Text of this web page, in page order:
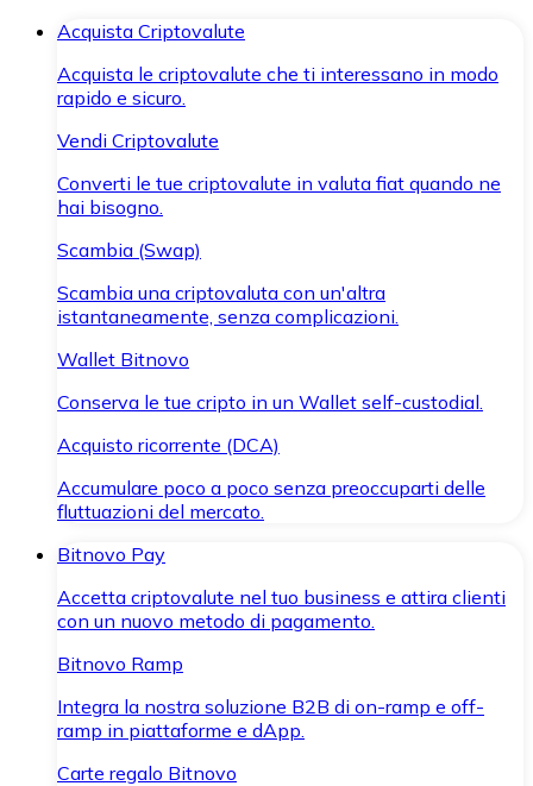
Acquista Criptovalute
Acquista le criptovalute che ti interessano in modo
rapido e sicuro.
Vendi Criptovalute
Converti le tue criptovalute in valuta fiat quando ne
hai bisogno.
Scambia (Swap)
Scambia una criptovaluta con un'altra
istantaneamente, senza complicazioni.
Wallet Bitnovo
Conserva le tue cripto in un Wallet self-custodial.
Acquisto ricorrente (DCA)
Accumulare poco a poco senza preoccuparti delle
fluttuazioni del mercato.
Bitnovo Pay
Accetta criptovalute nel tuo business e attira clienti
con un nuovo metodo di pagamento.
Bitnovo Ramp
Integra la nostra soluzione B2B di on-ramp e off-
ramp in piattaforme e dApp.
Carte regalo Bitnovo